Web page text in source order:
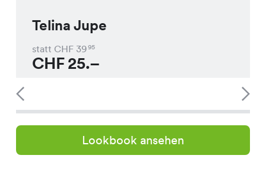
Telina Jupe
statt CHF 3995
CHF25.–
Lookbook ansehen